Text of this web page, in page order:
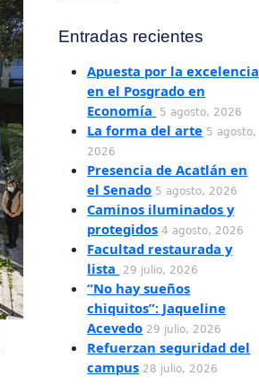
Entradas recientes
Apuesta por la excelencia
en el Posgrado en
Economía
5 agosto, 2026
La forma del arte 5 agosto,
2026
Presencia de Acatlán en
el Senado 5 agosto, 2026
Caminos iluminados y
protegidos 4 agosto, 2026
Facultad restaurada y
lista
29 julio, 2026
“No hay sueños
chiquitos”: Jaqueline
Acevedo 29 julio, 2026
Refuerzan seguridad del
campus 28 julio, 2026